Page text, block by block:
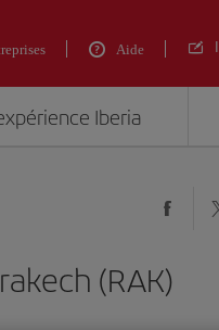
Aide
Iberia
(RAK)